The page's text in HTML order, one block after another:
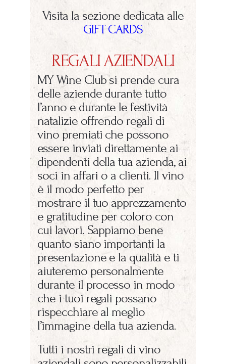
Visita la sezione dedicata alle
GIFT CARDS
REGALI AZIENDALI
MY Wine Club si prende cura
delle aziende durante tutto
l’anno e durante le festività
natalizie offrendo regali di
vino premiati che possono
essere inviati direttamente ai
dipendenti della tua azienda, ai
soci in affari o a clienti. Il vino
è il modo perfetto per
mostrare il tuo apprezzamento
e gratitudine per coloro con
cui lavori. Sappiamo bene
quanto siano importanti la
presentazione e la qualità e ti
aiuteremo personalmente
durante il processo in modo
che i tuoi regali possano
rispecchiare al meglio
l’immagine della tua azienda.
Tutti i nostri regali di vino